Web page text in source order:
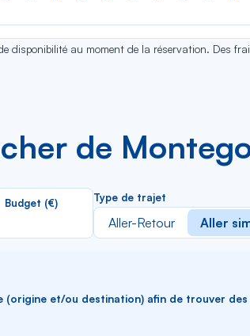
au moment de la réservation. Des
de
Budget (€) Type de trajet
Aller-Retour Aller
(origine et/ou destination) afin de trouver